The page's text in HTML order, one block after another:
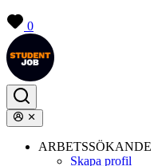
0
ARBETSSÖKANDE
Skapa profil